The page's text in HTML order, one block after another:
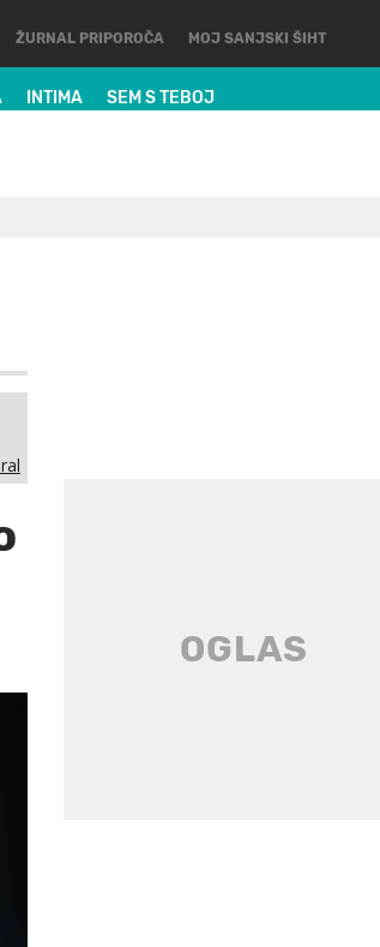
INTIMA SEM S TEBOJ
ŽURNAL PRIPOROČA MOJ SANJSKI ŠIHT